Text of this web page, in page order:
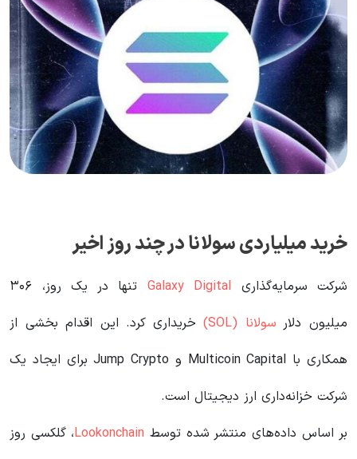
خرید میلیاردی سولانا در چند روز اخیر
شرکت سرمایه‌گذاری
تنها در یک روز، ۳۰۶
میلیون دلار سولانا (SOL)
خریداری کرد. این اقدام بخشی از
همکاری با Multicoin Capital و Jump Crypto برای ایجاد یک
شرکت خزانه‌داری ارز دیجیتال است.
بر اساس داده‌های منتشر شده توسط Lookonchain، گلکسی روز